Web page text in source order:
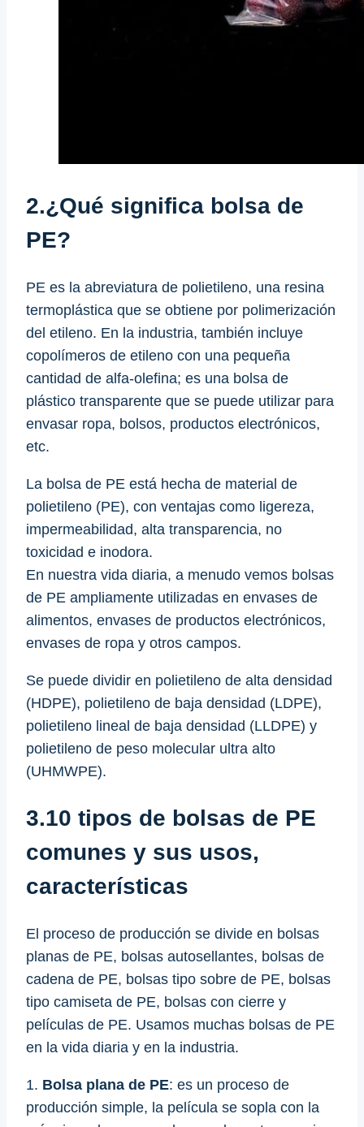
2.¿Qué significa bolsa de
PE?
PE es la abreviatura de polietileno, una resina
termoplástica que se obtiene por polimerización
del etileno. En la industria, también incluye
copolímeros de etileno con una pequeña
cantidad de alfa-olefina; es una bolsa de
plástico transparente que se puede utilizar para
envasar ropa, bolsos, productos electrónicos,
etc.
La bolsa de PE está hecha de material de
polietileno (PE), con ventajas como ligereza,
impermeabilidad, alta transparencia, no
toxicidad e inodora.
En nuestra vida diaria, a menudo vemos bolsas
de PE ampliamente utilizadas en envases de
alimentos, envases de productos electrónicos,
envases de ropa y otros campos.
Se puede dividir en polietileno de alta densidad
(HDPE), polietileno de baja densidad (LDPE),
polietileno lineal de baja densidad (LLDPE) y
polietileno de peso molecular ultra alto
(UHMWPE).
3.10 tipos de bolsas de PE
comunes y sus usos,
características
El proceso de producción se divide en bolsas
planas de PE, bolsas autosellantes, bolsas de
cadena de PE, bolsas tipo sobre de PE, bolsas
tipo camiseta de PE, bolsas con cierre y
películas de PE. Usamos muchas bolsas de PE
en la vida diaria y en la industria.
1. Bolsa plana de PE: es un proceso de
producción simple, la película se sopla con la